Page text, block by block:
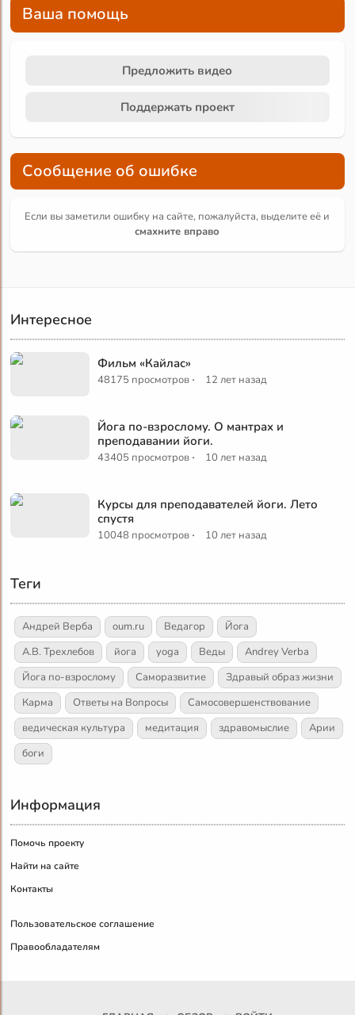
Ваша помощь
Предложить видео
Поддержать проект
Сообщение об ошибке
Если вы заметили ошибку на сайте, пожалуйста, выделите её и
смахните вправо
Интересное
Фильм «Кайлас»
48175 просмотров · 12 лет назад
Йога по-взрослому. О мантрах и
преподавании йоги.
43405 просмотров · 10 лет назад
Курсы для преподавателей йоги. Лето
спустя
10048 просмотров · 10 лет назад
Теги
Андрей Верба oum.ru Ведагор
Йога
А.В. Трехлебов
йога yoga Веды
Andrey Verba
Йога по-взрослому
Саморазвитие
Здравый образ жизни
Карма
Ответы на Вопросы
Самосовершенствование
ведическая культура
медитация здравомыслие
Арии
боги
Информация
Помочь проекту
Найти на сайте
Контакты
Пользовательское соглашение
Правообладателям